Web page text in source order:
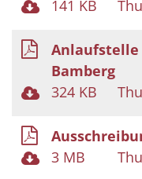
141 KB
Anlaufstelle
Bamberg
324 KB
3 MB